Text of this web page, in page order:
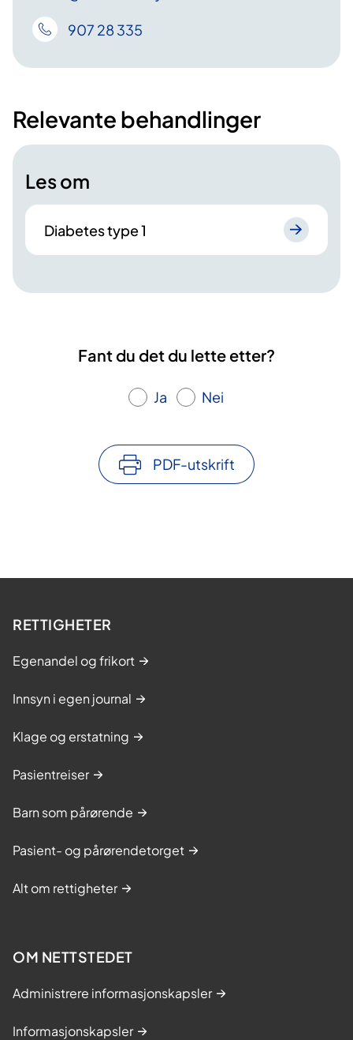
907 28 335
Relevante behandlinger
Les om
Diabetes type 1
Fant du det du lette etter?
Ja Nei
PDF-utskrift
RETTIGHETER
Egenandel og frikort
Innsyn i egen journal
Klage og erstatning
Pasientreiser
Barn som pårørende
Pasient- og pårørendetorget
Alt om rettigheter
OM NETTSTEDET
Administrere informasjonskapsler
Informasjonskapsler